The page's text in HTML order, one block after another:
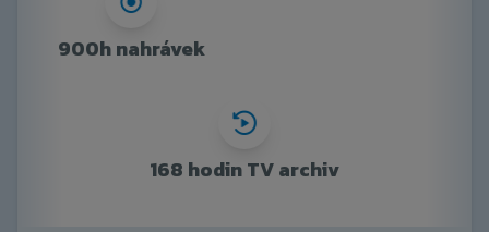
900h nahrávek
168 hodin TV archiv